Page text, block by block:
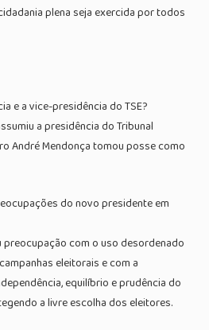
plena seja exercida por todos
e a vice-presidência do TSE?
a presidência do Tribunal
André Mendonça tomou posse como
do novo presidente em
com o uso desordenado
eleitorais e com a
equilíbrio e prudência do
a livre escolha dos eleitores.